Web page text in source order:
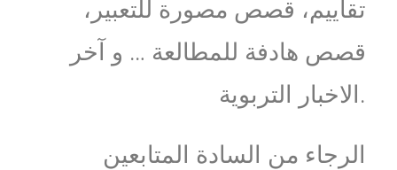
تقاييم، قصص مصورة للتعبير،
قصص هادفة للمطالعة … و آخر
الاخبار التربوية.
الرجاء من السادة المتابعين